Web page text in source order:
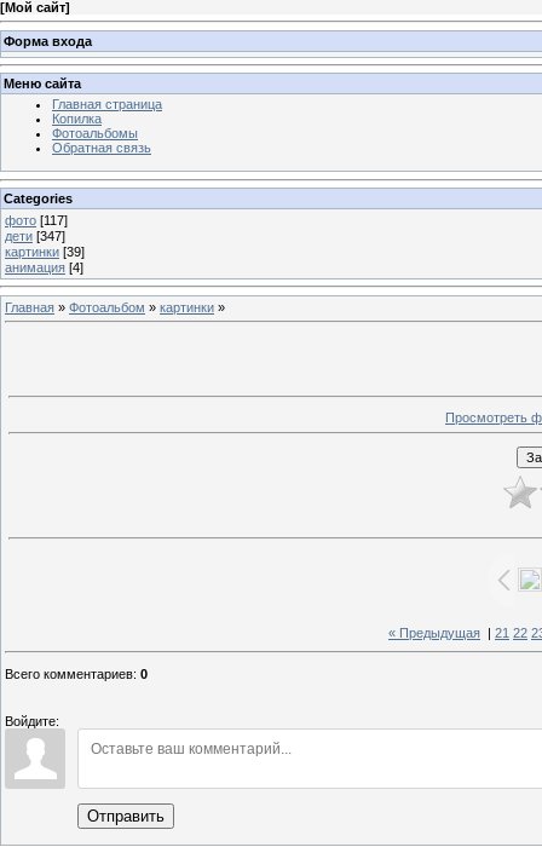
[Мой сайт]
Форма входа
Меню сайта
Главная страница
Копилка
Фотоальбомы
Обратная связь
Categories
фото [117]
дети [347]
картинки [39]
анимация [4]
Главная » Фотоальбом » картинки »
Просмотреть
« Предыдущая 21 22
Всего комментариев: 0
Войдите:
Отправить